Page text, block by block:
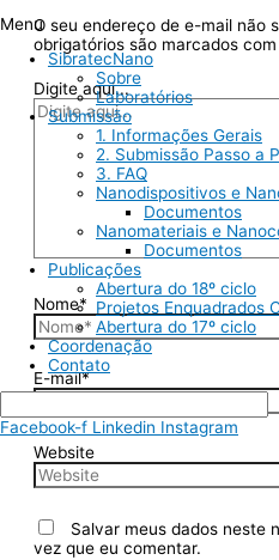
Menu
SibratecNano
Sobre
Laboratórios
Submissão
1. Informações Gerais
2. Submissão Passo a
3. FAQ
Nanodispositivos e
Documentos
Nanomateriais e
Documentos
Publicações
Abertura do 18º ciclo
Projetos Enquadrados
Abertura do 17º ciclo
Coordenação
Contato
Facebook-f Linkedin Instagram
O seu endereço de e-mail não
obrigatórios são marcados com
Digite aqui...
Nome*
E-mail*
Website
Salvar meus dados neste
vez que eu comentar.